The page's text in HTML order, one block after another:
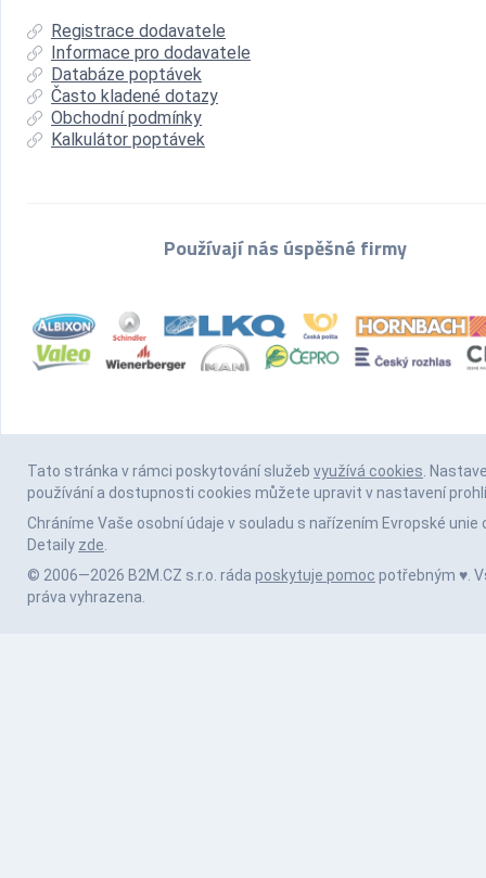
Registrace dodavatele
Informace pro dodavatele
Databáze poptávek
Často kladené dotazy
Obchodní podmínky
Kalkulátor poptávek
Používají nás úspěšné firmy
Tato stránka v rámci poskytování služeb využívá cookies .
používání a dostupnosti cookies můžete upravit v nastavení
Chráníme Vaše osobní údaje v souladu s nařízením Evropské unie
Detaily zde
© 2006—2026 B2M.CZ s.r.o. ráda poskytuje pomoc potřebným ♥️.
práva vyhrazena.